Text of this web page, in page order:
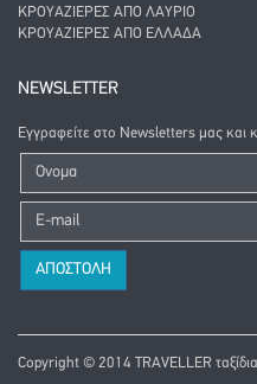
ΚΡΟΥΑΖΙΈΡΕΣ ΑΠΌ ΛΑΎΡΙΟ
ΚΡΟΥΑΖΙΈΡΕΣ ΑΠΌ ΕΛΛΆΔΑ
NEWSLETTER
Εγγραφείτε στο Newsletters μας και
Copyright © 2014 TRAVELLER